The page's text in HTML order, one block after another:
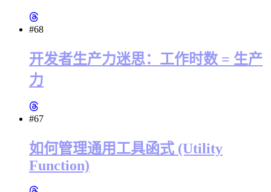
#68
开发者生产力迷思：工作时数 = 生产
力
#67
如何管理通用工具函式 (Utility
Function)